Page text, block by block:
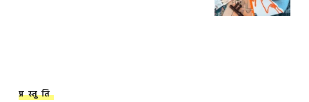
प्रस्तुति